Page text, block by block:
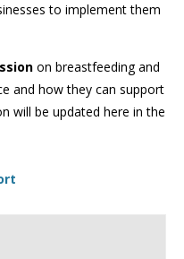
to implement them
on breastfeeding and
and how they can support
will be updated here in the